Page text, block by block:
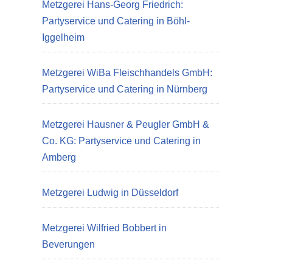
Metzgerei Hans-Georg Friedrich:
Partyservice und Catering in Böhl-
Iggelheim
Metzgerei WiBa Fleischhandels GmbH:
Partyservice und Catering in Nürnberg
Metzgerei Hausner & Peugler GmbH &
Co. KG: Partyservice und Catering in
Amberg
Metzgerei Ludwig in Düsseldorf
Metzgerei Wilfried Bobbert in
Beverungen